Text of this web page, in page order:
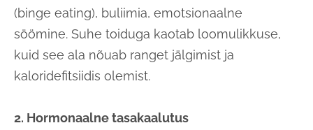
(binge eating), buliimia, emotsionaalne
söömine. Suhe toiduga kaotab loomulikkuse,
kuid see ala nõuab ranget jälgimist ja
kaloridefitsiidis olemist.
2. Hormonaalne tasakaalutus